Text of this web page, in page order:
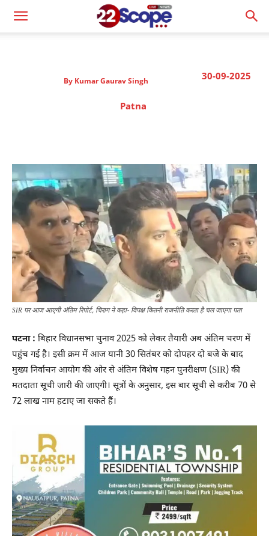
30-09-2025
By Kumar Gaurav Singh
Patna
SIR पर आज आएगी अंतिम रिपोर्ट, चिराग ने कहा- विपक्ष कितनी राजनीति करता है चल जाएगा पता
पटना : बिहार विधानसभा चुनाव 2025 को लेकर तैयारी अब अंतिम चरण में
पहुंच गई है। इसी क्रम में आज यानी 30 सितंबर को दोपहर दो बजे के बाद
मुख्य निर्वाचन आयोग की ओर से अंतिम विशेष गहन पुनरीक्षण (SIR) की
मतदाता सूची जारी की जाएगी। सूत्रों के अनुसार, इस बार सूची से करीब 70 से
72 लाख नाम हटाए जा सकते हैं।